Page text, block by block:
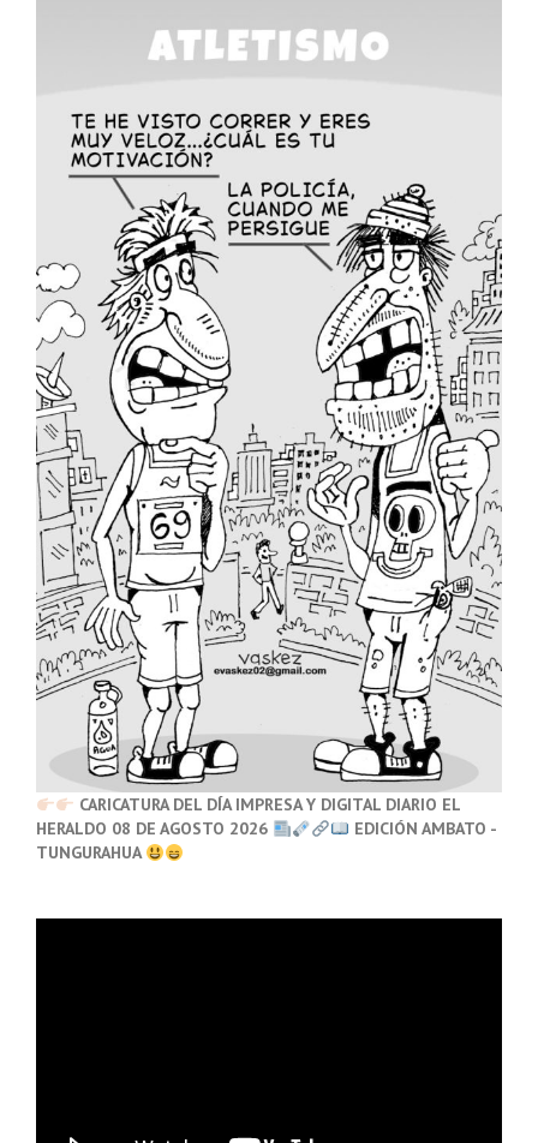
CARICATURA DEL DÍA IMPRESA Y DIGITAL DIARIO EL
HERALDO 08 DE AGOSTO 2026
EDICIÓN AMBATO -
TUNGURAHUA